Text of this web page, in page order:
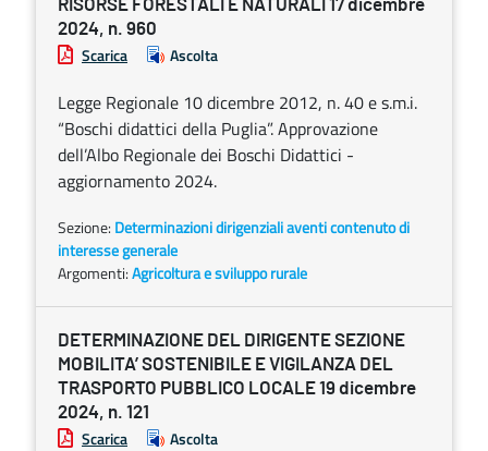
RISORSE FORESTALI E NATURALI 17 dicembre
2024, n. 960
Scarica Ascolta
Legge Regionale 10 dicembre 2012, n. 40 e s.m.i.
“Boschi didattici della Puglia”. Approvazione
dell’Albo Regionale dei Boschi Didattici -
aggiornamento 2024.
Sezione: Determinazioni dirigenziali aventi contenuto di
interesse generale
Argomenti:Agricoltura e sviluppo rurale
DETERMINAZIONE DEL DIRIGENTE SEZIONE
MOBILITA’ SOSTENIBILE E VIGILANZA DEL
TRASPORTO PUBBLICO LOCALE 19 dicembre
2024, n. 121
Scarica Ascolta